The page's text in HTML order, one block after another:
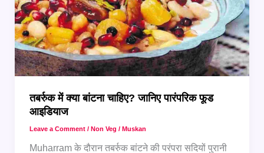
तबर्रुक में क्या बांटना चाहिए? जानिए पारंपरिक फूड
आइडियाज
Leave a Comment / Non Veg / Muskan
Muharram के दौरान तबर्रुक बांटने की परंपरा सदियों पुरानी